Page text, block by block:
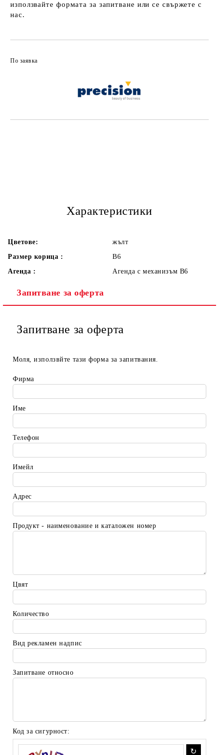
използвайте формата за запитване или се свържете с
нас.
По заявка
Характеристики
Цветове:
жълт
Размер корица :
В6
Агенда :
Агенда с механизъм В6
Запитване за оферта
Запитване за оферта
Моля, използвйте тази форма за запитвания.
Фирма
Име
Телефон
Имейл
Адрес
Продукт - наименование и каталожен номер
Цвят
Количество
Вид рекламен надпис
Запитване относно
Код за сигурност: